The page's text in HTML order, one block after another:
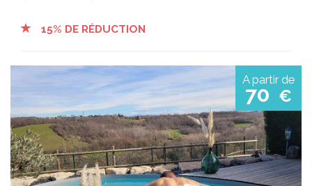
15% DE RÉDUCTION
A partir de
70 €